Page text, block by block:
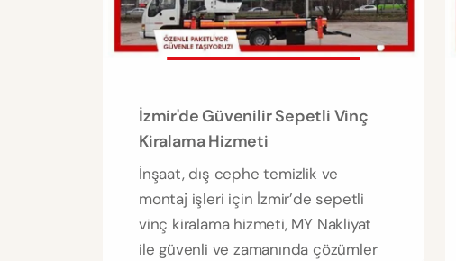
İzmir'de Güvenilir Sepetli Vinç
Kiralama Hizmeti
İnşaat, dış cephe temizlik ve
montaj işleri için İzmir’de sepetli
vinç kiralama hizmeti, MY Nakliyat
ile güvenli ve zamanında çözümler